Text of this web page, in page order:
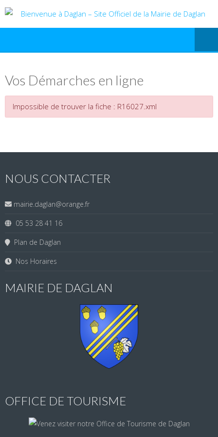
Vos Démarches en ligne
Impossible de trouver la fiche : R16027.xml
NOUS CONTACTER
mairie.daglan@orange.fr
05 53 28 41 16
Plan de Daglan
Nos Horaires
MAIRIE DE DAGLAN
OFFICE DE TOURISME